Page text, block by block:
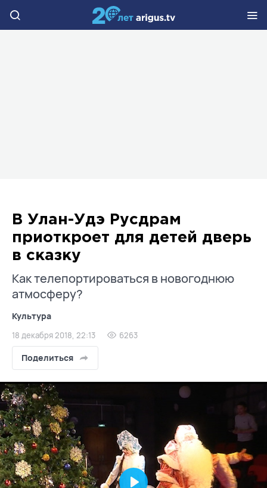
В Улан-Удэ Русдрам
приоткроет для детей дверь
в сказку
Как телепортироваться в новогоднюю
атмосферу?
Культура
18 декабря 2018, 22:13 6263
Поделиться